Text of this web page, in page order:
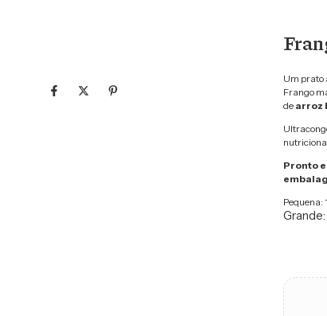
Um prato
Frango
de arroz
Pronto